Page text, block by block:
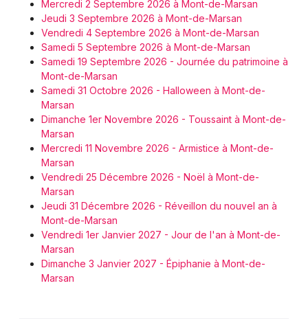
Mercredi 2 Septembre 2026 à Mont-de-Marsan
Jeudi 3 Septembre 2026 à Mont-de-Marsan
Vendredi 4 Septembre 2026 à Mont-de-Marsan
Samedi 5 Septembre 2026 à Mont-de-Marsan
Samedi 19 Septembre 2026 - Journée du patrimoine à
Mont-de-Marsan
Samedi 31 Octobre 2026 - Halloween à Mont-de-
Marsan
Dimanche 1er Novembre 2026 - Toussaint à Mont-de-
Marsan
Mercredi 11 Novembre 2026 - Armistice à Mont-de-
Marsan
Vendredi 25 Décembre 2026 - Noël à Mont-de-
Marsan
Jeudi 31 Décembre 2026 - Réveillon du nouvel an à
Mont-de-Marsan
Vendredi 1er Janvier 2027 - Jour de l'an à Mont-de-
Marsan
Dimanche 3 Janvier 2027 - Épiphanie à Mont-de-
Marsan